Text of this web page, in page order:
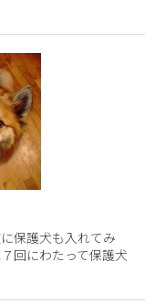
保護犬も入れてみ
回にわたって保護犬